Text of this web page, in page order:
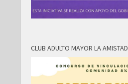
CLUB ADULTO MAYOR LA AMISTAD